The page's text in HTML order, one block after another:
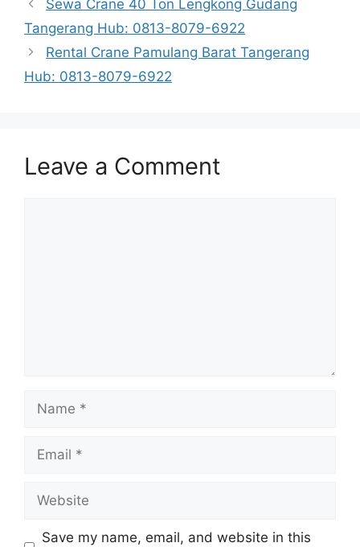
Sewa Crane 40 Ton Lengkong Gudang
Tangerang Hub: 0813-8079-6922
Rental Crane Pamulang Barat Tangerang
Hub: 0813-8079-6922
Leave a Comment
Save my name, email, and website in this